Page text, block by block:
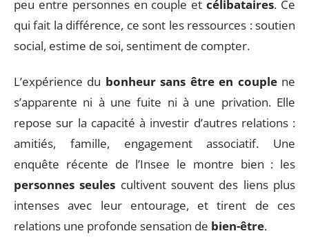
peu entre personnes en couple etcélibataires. Ce
qui fait la différence, ce sont les ressources : soutien
social, estime de soi, sentiment de compter.
L’expérience du bonheur sans être en couplene
s’apparente ni à une fuite ni à une privation. Elle
repose sur la capacité à investir d’autres relations :
amitiés, famille, engagement associatif. Une
enquête récente de l’Insee le montre bien : les
personnes seules cultivent souvent des liens plus
intenses avec leur entourage, et tirent de ces
relations une profonde sensation de bien-être.